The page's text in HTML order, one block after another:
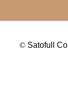
© Satofull